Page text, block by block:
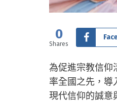
0
Shares
為促進宗教信仰
率全國之先，導
現代信仰的誠意